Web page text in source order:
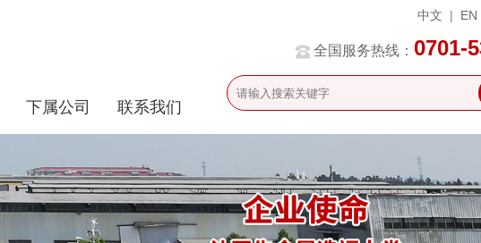
下属公司 联系我们
中文 | EN
全国服务热线： 0701-